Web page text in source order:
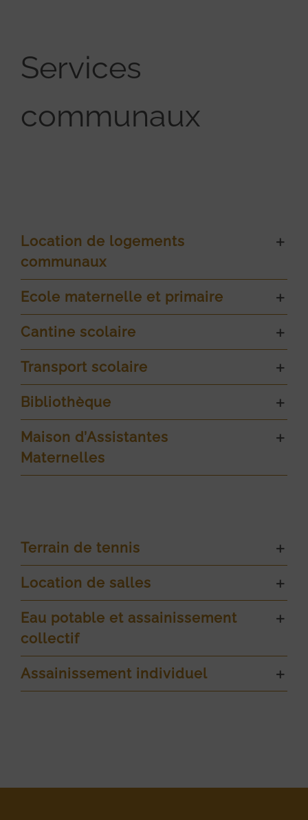
Services
communaux
Location de logements
communaux
Ecole maternelle et primaire
Cantine scolaire
Transport scolaire
Bibliothèque
Maison d’Assistantes
Maternelles
Terrain de tennis
Location de salles
Eau potable et assainissement
collectif
Assainissement individuel